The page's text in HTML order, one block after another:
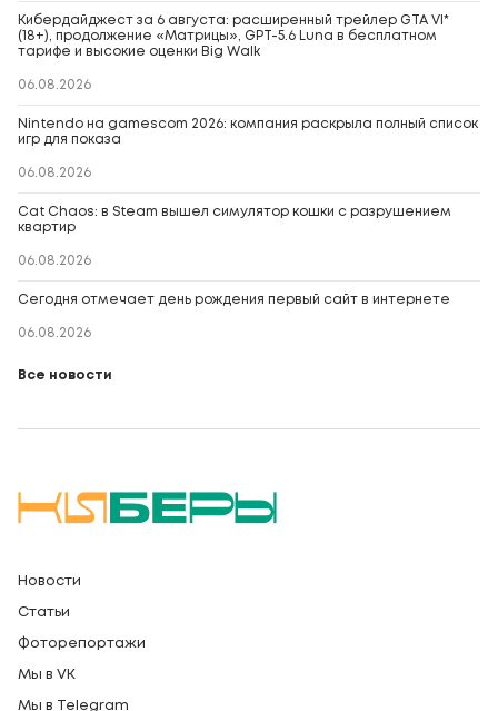
Кибердайджест за 6 августа: расширенный трейлер GTA VI*
(18+), продолжение «Матрицы», GPT-5.6 Luna в бесплатном
тарифе и высокие оценки Big Walk
06.08.2026
Nintendo на gamescom 2026: компания раскрыла полный список
игр для показа
06.08.2026
Cat Chaos: в Steam вышел симулятор кошки с разрушением
квартир
06.08.2026
Сегодня отмечает день рождения первый сайт в интернете
06.08.2026
Все новости
Новости
Статьи
Фоторепортажи
Мы в VK
Мы в Telegram